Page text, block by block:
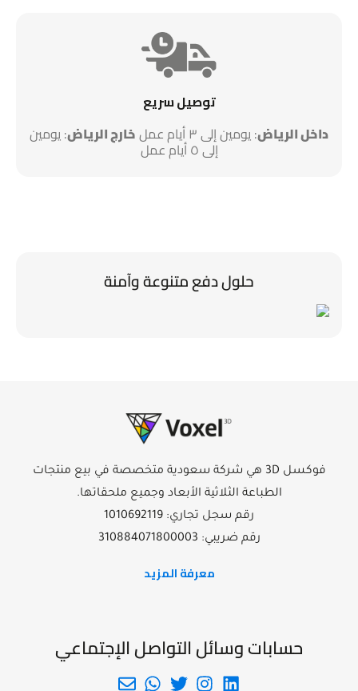
توصيل سريع
داخل الرياض: يومين إلى ٣ أيام عمل خارج الرياض: يومين
إلى ٥ أيام عمل
حلول دفع متنوعة وآمنة
فوكسل 3D هي شركة سعودية متخصصة في بيع منتجات
الطباعة الثلاثية الأبعاد وجميع ملحقاتها.
رقم سجل تجاري: 1010692119
رقم ضريبي: 310884071800003
معرفة المزيد
حسابات وسائل التواصل الإجتماعي